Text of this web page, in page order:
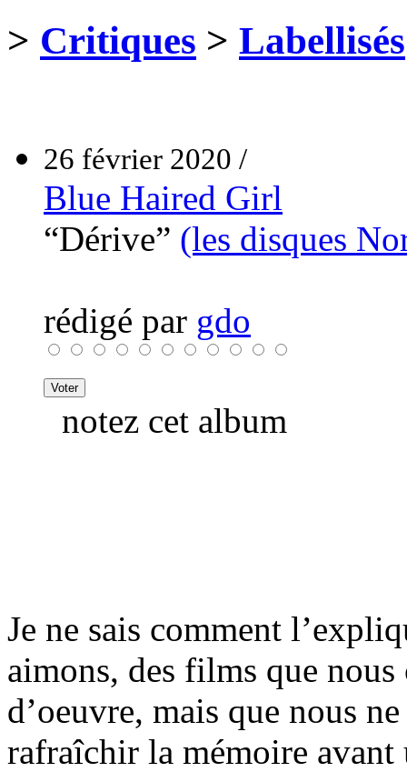
> Critiques > Labellisés
26 février 2020 /
Blue Haired Girl
“Dérive” (les disques
rédigé par gdo
notez cet album
Je ne sais comment
aimons, des films que
d’oeuvre, mais que nous
rafraîchir la mémoire